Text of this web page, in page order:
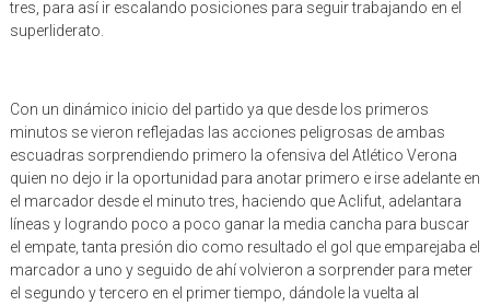
tres, para así ir escalando posiciones para seguir trabajando en el
superliderato.
Con un dinámico inicio del partido ya que desde los primeros
minutos se vieron reflejadas las acciones peligrosas de ambas
escuadras sorprendiendo primero la ofensiva del Atlético Verona
quien no dejo ir la oportunidad para anotar primero e irse adelante en
el marcador desde el minuto tres, haciendo que Aclifut, adelantara
líneas y logrando poco a poco ganar la media cancha para buscar
el empate, tanta presión dio como resultado el gol que emparejaba el
marcador a uno y seguido de ahí volvieron a sorprender para meter
el segundo y tercero en el primer tiempo, dándole la vuelta al